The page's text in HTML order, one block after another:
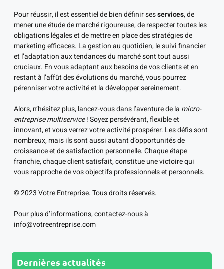
Pour réussir, il est essentiel de bien définir sesservices, de
mener une étude de marché rigoureuse, de respecter toutes les
obligations légales et de mettre en place des stratégies de
marketing efficaces. La gestion au quotidien, le suivi financier
et l’adaptation aux tendances du marché sont tout aussi
cruciaux. En vous adaptant aux besoins de vos clients et en
restant à l’affût des évolutions du marché, vous pourrez
pérenniser votre activité et la développer sereinement.
Alors, n’hésitez plus, lancez-vous dans l’aventure de la micro-
entreprise multiservice! Soyez persévérant, flexible et
innovant, et vous verrez votre activité prospérer. Les défis sont
nombreux, mais ils sont aussi autant d’opportunités de
croissance et de satisfaction personnelle. Chaque étape
franchie, chaque client satisfait, constitue une victoire qui
vous rapproche de vos objectifs professionnels et personnels.
© 2023 Votre Entreprise. Tous droits réservés.
Pour plus d’informations, contactez-nous à
info@votreentreprise.com
Dernières actualités